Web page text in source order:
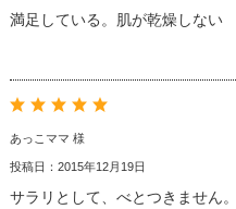
満足している。肌が乾燥しない
あっこママ 様
投稿日：2015年12月19日
サラリとして、べとつきません